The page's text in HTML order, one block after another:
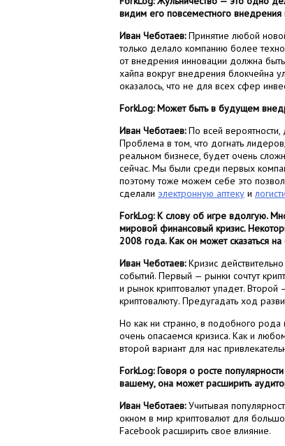
видим его повсеместного
Иван Чеботаев:Принятие любой
только делало компанию более
от внедрения инновации должна
хайпа вокруг внедрения блокчейна
оказалось, что не для всех сфер
ForkLog: Может быть в будущем
Иван Чеботаев:По всей вероятности,
Проблема в том, что догнать
реальном бизнесе, будет очень
сейчас. Мы были среди первых
поэтому тоже можем себе это
сделали электронную аптеку и
ForkLog: К слову об игре вдолгую.
мировой финансовый кризис.
2008 года. Как он может сказаться
Иван Чеботаев:Кризис
событий. Первый — рынки сочтут
и рынок криптовалют упадет. Второй
криптовалюту. Предугадать ход
Но как ни странно, в подобного рода
очень опасаемся кризиса. Как и
второй вариант для нас
ForkLog: Говоря о росте
вашему, она может расширить
Иван Чеботаев:Учитывая
окном в мир криптовалют для
Facebook расширить свое влияние.